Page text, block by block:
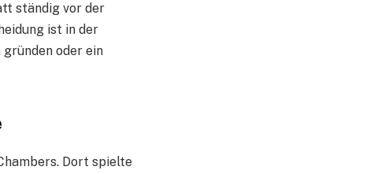
ständig vor der
ist in der
oder ein
Dort spielte